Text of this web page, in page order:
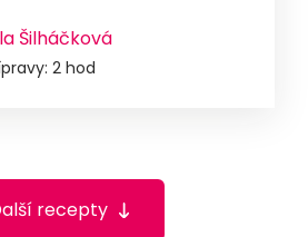
Šilháčková
2 hod
recepty